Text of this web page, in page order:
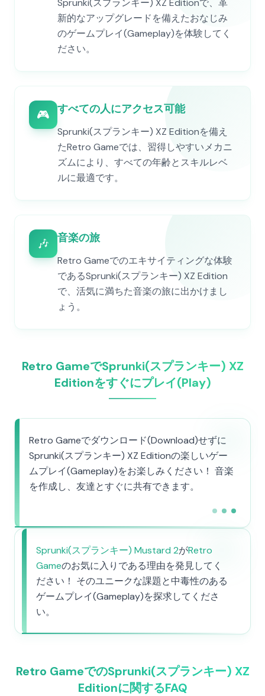
Sprunki(スプランキー) XZ Editionで、革
新的なアップグレードを備えたおなじみ
のゲームプレイ(Gameplay)を体験してく
ださい。
🎮 すべての人にアクセス可能
Sprunki(スプランキー) XZ Editionを備え
たRetro Gameでは、習得しやすいメカニ
ズムにより、すべての年齢とスキルレベ
ルに最適です。
🎶 音楽の旅
Retro Gameでのエキサイティングな体験
であるSprunki(スプランキー) XZ Edition
で、活気に満ちた音楽の旅に出かけまし
ょう。
Retro GameでSprunki(スプランキー) XZ
Editionをすぐにプレイ(Play)
Retro Gameでダウンロード(Download)せずに
Sprunki(スプランキー) XZ Editionの楽しいゲー
ムプレイ(Gameplay)をお楽しみください！ 音楽
を作成し、友達とすぐに共有できます。
Sprunki(スプランキー) Mustard 2がRetro
Gameのお気に入りである理由を発見してく
ださい！ そのユニークな課題と中毒性のある
ゲームプレイ(Gameplay)を探求してくださ
い。
Retro GameでのSprunki(スプランキー) XZ
Editionに関するFAQ